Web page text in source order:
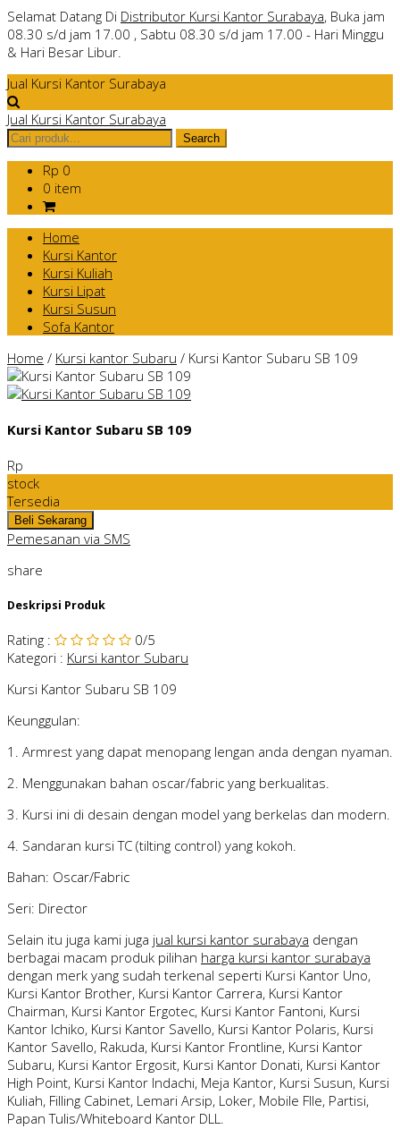
Selamat Datang Di Distributor Kursi Kantor Surabaya, Buka jam
08.30 s/d jam 17.00 , Sabtu 08.30 s/d jam 17.00 - Hari Minggu
& Hari Besar Libur.
Jual Kursi Kantor Surabaya
Jual Kursi Kantor Surabaya
Rp 0
0 item
Home
Kursi Kantor
Kursi Kuliah
Kursi Lipat
Kursi Susun
Sofa Kantor
Home / Kursi kantor Subaru / Kursi Kantor Subaru SB 109
Kursi Kantor Subaru SB 109
Rp
stock
Tersedia
Pemesanan via SMS
share
Deskripsi Produk
Rating : 0/5
Kategori : Kursi kantor Subaru
Kursi Kantor Subaru SB 109
Keunggulan:
1. Armrest yang dapat menopang lengan anda dengan nyaman.
2. Menggunakan bahan oscar/fabric yang berkualitas.
3. Kursi ini di desain dengan model yang berkelas dan modern.
4. Sandaran kursi TC (tilting control) yang kokoh.
Bahan: Oscar/Fabric
Seri: Director
Selain itu juga kami juga jual kursi kantor surabaya dengan
berbagai macam produk pilihan harga kursi kantor surabaya
dengan merk yang sudah terkenal seperti Kursi Kantor Uno,
Kursi Kantor Brother, Kursi Kantor Carrera, Kursi Kantor
Chairman, Kursi Kantor Ergotec, Kursi Kantor Fantoni, Kursi
Kantor Ichiko, Kursi Kantor Savello, Kursi Kantor Polaris, Kursi
Kantor Savello, Rakuda, Kursi Kantor Frontline, Kursi Kantor
Subaru, Kursi Kantor Ergosit, Kursi Kantor Donati, Kursi Kantor
High Point, Kursi Kantor Indachi, Meja Kantor, Kursi Susun, Kursi
Kuliah, Filling Cabinet, Lemari Arsip, Loker, Mobile FIle, Partisi,
Papan Tulis/Whiteboard Kantor DLL.